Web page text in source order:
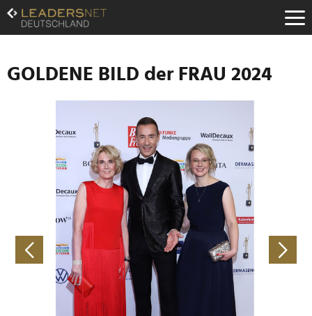
Zum
Inhalt
Zur
Navigation
Zur
Hauptnavigation
GOLDENE BILD der FRAU 2024